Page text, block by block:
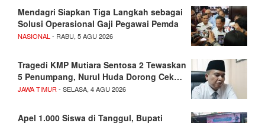
Mendagri Siapkan Tiga Langkah sebagai
Solusi Operasional Gaji Pegawai Pemda
NASIONAL - RABU, 5 AGU 2026
Tragedi KMP Mutiara Sentosa 2 Tewaskan
5 Penumpang, Nurul Huda Dorong Cek…
JAWA TIMUR - SELASA, 4 AGU 2026
Apel 1.000 Siswa di Tanggul, Bupati